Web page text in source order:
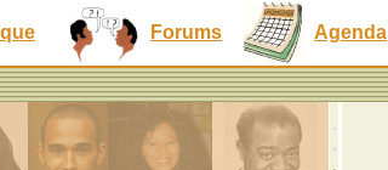
Forums Agenda